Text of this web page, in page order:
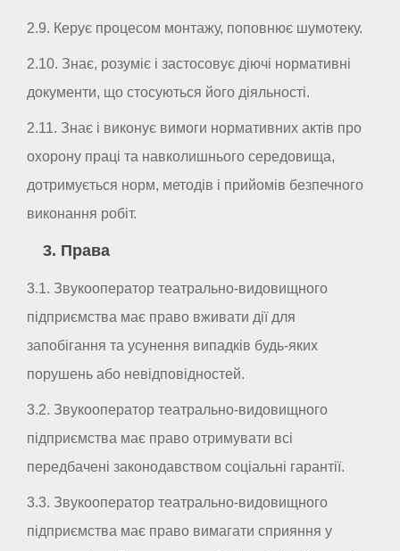
2.9. Керує процесом монтажу, поповнює шумотеку.
2.10. Знає, розуміє і застосовує діючі нормативні
документи, що стосуються його діяльності.
2.11. Знає і виконує вимоги нормативних актів про
охорону праці та навколишнього середовища,
дотримується норм, методів і прийомів безпечного
виконання робіт.
3. Права
3.1. Звукооператор театрально-видовищного
підприємства має право вживати дії для
запобігання та усунення випадків будь-яких
порушень або невідповідностей.
3.2. Звукооператор театрально-видовищного
підприємства має право отримувати всі
передбачені законодавством соціальні гарантії.
3.3. Звукооператор театрально-видовищного
підприємства має право вимагати сприяння у